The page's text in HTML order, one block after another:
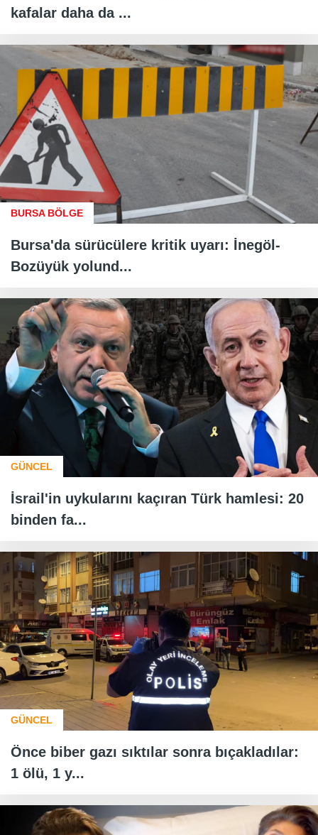
kafalar daha da ...
BURSA BÖLGE
Bursa'da sürücülere kritik uyarı: İnegöl-
Bozüyük yolund...
GÜNCEL
İsrail'in uykularını kaçıran Türk hamlesi: 20
binden fa...
GÜNCEL
Önce biber gazı sıktılar sonra bıçakladılar:
1 ölü, 1 y...